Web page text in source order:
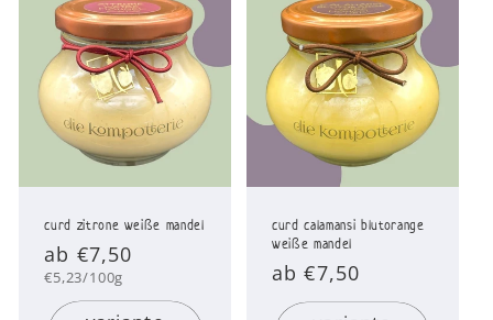
curd zitrone weiße mandel
Normaler
Preis
ab €7,50
Grundpreis
€5,23/100g
curd calamansi blutorange
weiße mandel
Normaler
Preis
ab €7,50